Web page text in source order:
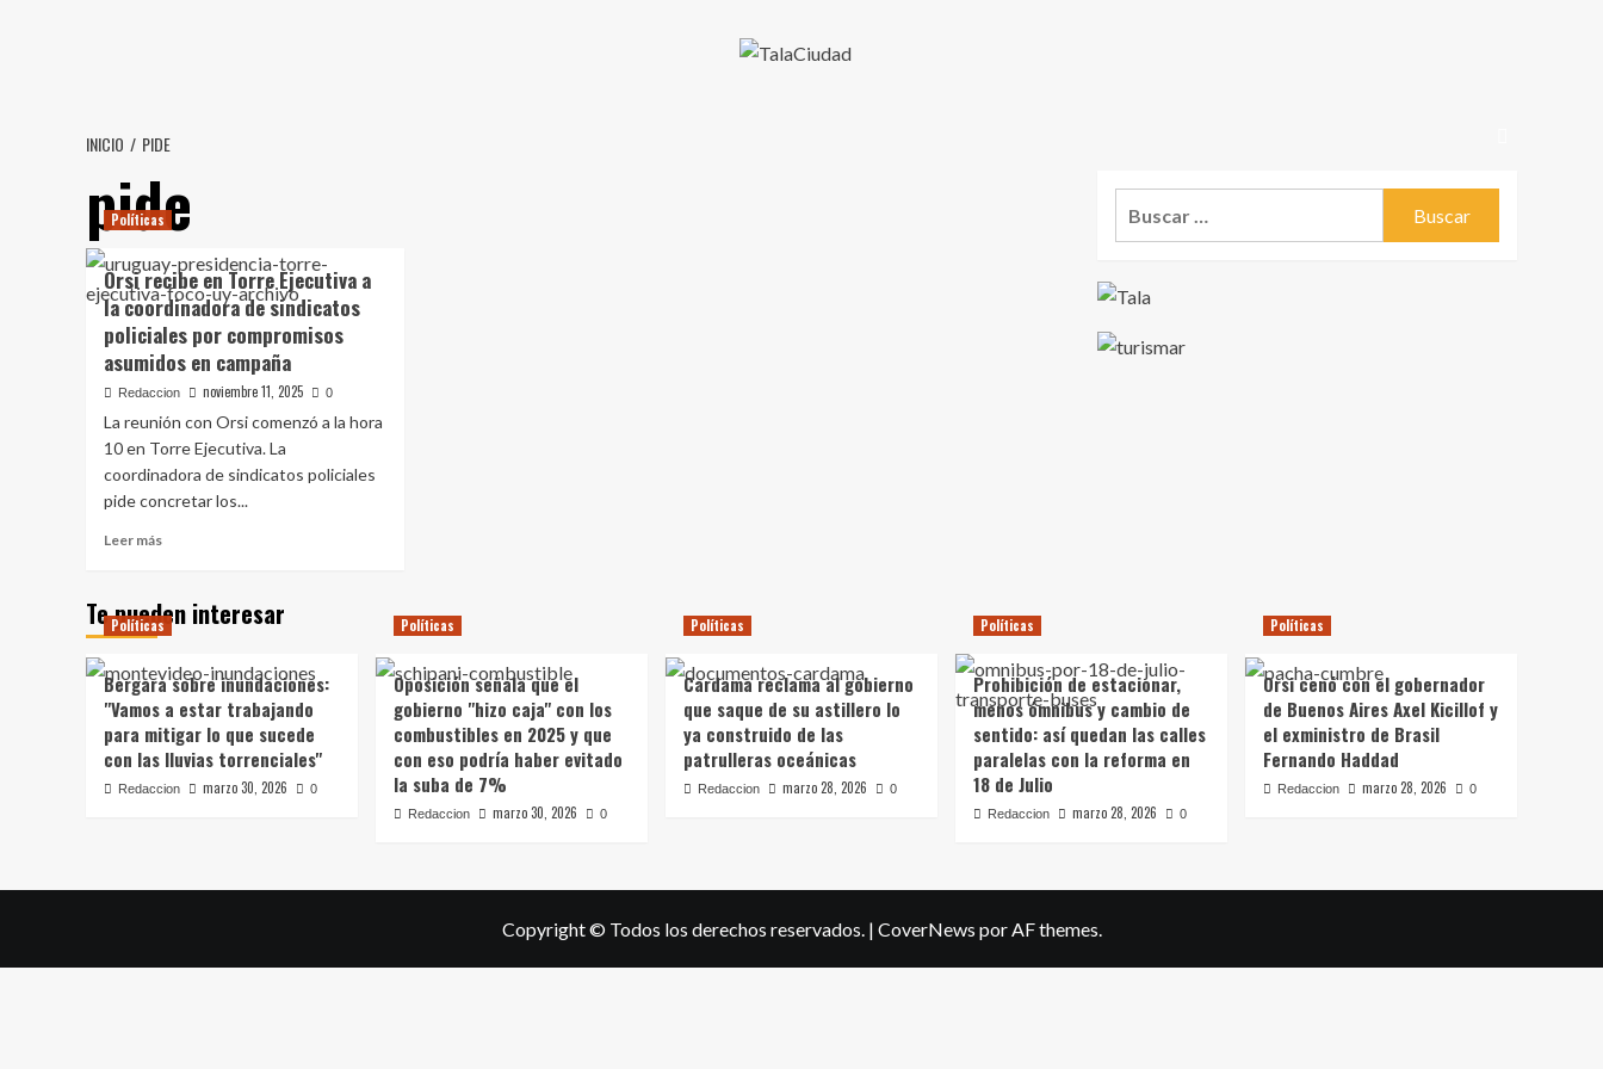
INICIO PIDE
pide
Políticas
Orsi recibe en Torre Ejecutiva a
la coordinadora de sindicatos
policiales por compromisos
asumidos en campaña
Redaccion noviembre 11, 2025 0
La reunión con Orsi comenzó a la hora
10 en Torre Ejecutiva. La
coordinadora de sindicatos policiales
pide concretar los...
Leer más
Orsi
recibe
Torre
Ejecutiva
a
la
coordinadora
de
Te pueden interesar
Políticas
Bergara sobre inundaciones:
"Vamos a estar trabajando
para mitigar lo que sucede
con las lluvias torrenciales"
Redaccion marzo 30, 2026 0
Políticas
Oposición señala que el
gobierno "hizo caja" con los
combustibles en 2025 y que
con eso podría haber evitado
la suba de 7%
Redaccion marzo 30, 2026 0
Políticas
Cardama reclama al gobierno
que saque de su astillero lo
ya construido de las
patrulleras oceánicas
Redaccion marzo 28, 2026 0
Políticas
Prohibición de estacionar,
menos ómnibus y cambio de
sentido: así quedan las calles
paralelas con la reforma en
18 de Julio
Redaccion marzo 28, 2026 0
Políticas
Orsi cenó con el gobernador
de Buenos Aires Axel Kicillof y
el exministro de Brasil
Fernando Haddad
Redaccion marzo 28, 2026 0
Copyright © Todos los derechos reservados. | CoverNews por AF themes.